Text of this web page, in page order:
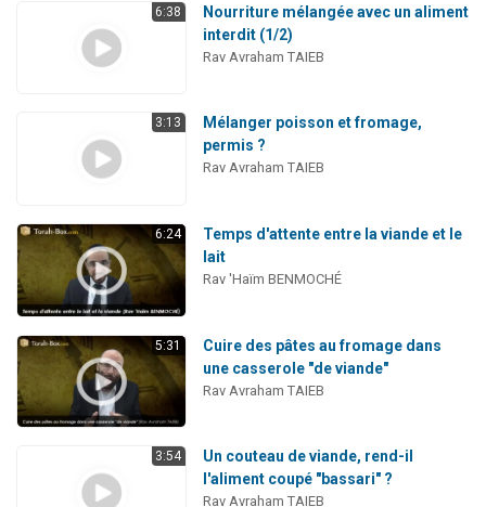
6:38
Nourriture mélangée avec un aliment
interdit (1/2)
Rav Avraham TAIEB
3:13
Mélanger poisson et fromage,
permis ?
Rav Avraham TAIEB
6:24
Temps d'attente entre la viande et le
lait
Rav 'Haïm BENMOCHÉ
5:31
Cuire des pâtes au fromage dans
une casserole "de viande"
Rav Avraham TAIEB
3:54
Un couteau de viande, rend-il
l'aliment coupé "bassari" ?
Rav Avraham TAIEB